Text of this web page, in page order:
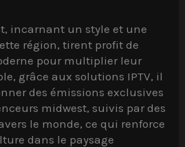
incarnant un style et une
région, tirent profit de
pour multiplier leur
grâce aux solutions IPTV, il
des émissions exclusives
midwest, suivis par des
le monde, ce qui renforce
dans le paysage